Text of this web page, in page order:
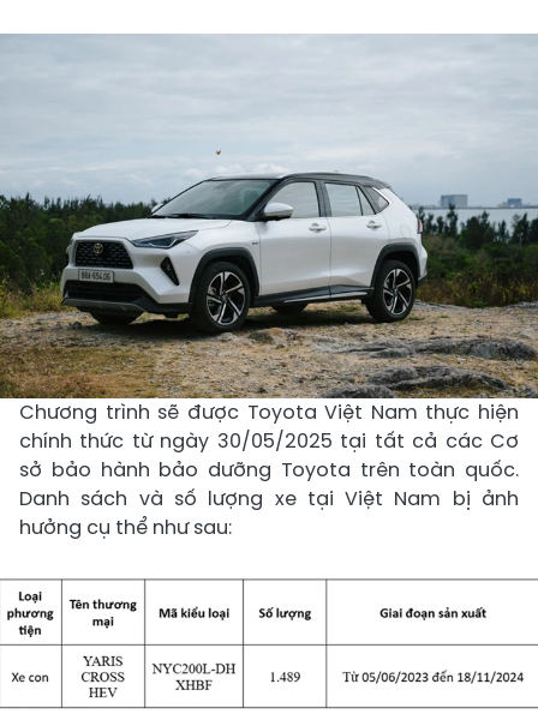
Chương trình sẽ được Toyota Việt Nam thực hiện
chính thức từ ngày 30/05/2025 tại tất cả các Cơ
sở bảo hành bảo dưỡng Toyota trên toàn quốc.
Danh sách và số lượng xe tại Việt Nam bị ảnh
hưởng cụ thể như sau: